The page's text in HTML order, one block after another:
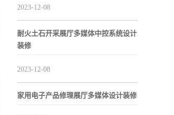
2023-12-08
耐火土石开采展厅多媒体中控系统设计
装修
2023-12-08
家用电子产品修理展厅多媒体设计装修